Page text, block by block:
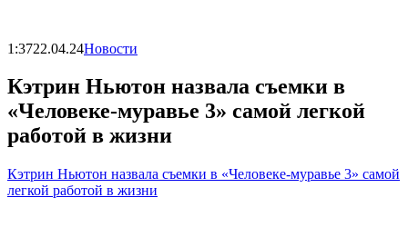
1:3722.04.24Новости
Кэтрин Ньютон назвала съемки в
«Человеке-муравье 3» самой легкой
работой в жизни
Кэтрин Ньютон назвала съемки в «Человеке-муравье 3» самой
легкой работой в жизни